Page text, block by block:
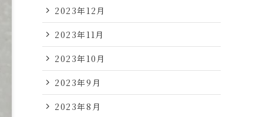
2023年12月
2023年11月
2023年10月
2023年9月
2023年8月